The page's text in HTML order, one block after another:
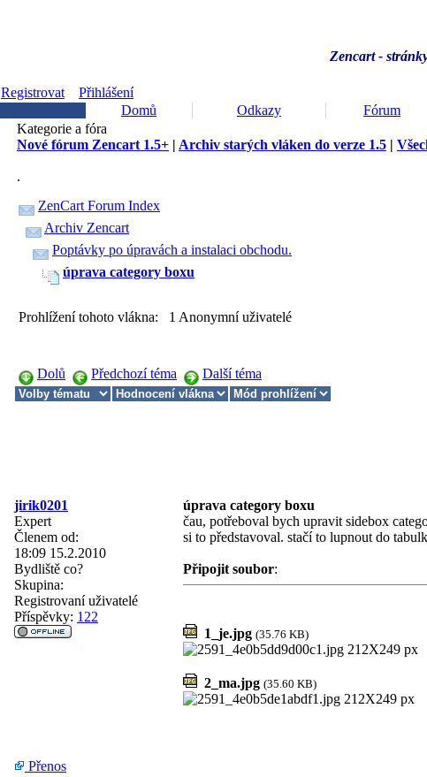
Zencart -
Registrovat
Přihlášení
Domů
Odkazy Fórum
Kategorie a fóra
Nové fórum Zencart 1.5+ | Archiv starých vláken do verze 1.5 |
.
ZenCart Forum Index
Archiv Zencart
Poptávky po úpravách a instalaci obchodu.
úprava category boxu
Prohlížení tohoto vlákna: 1 Anonymní uživatelé
Dolů Předchozí téma Další téma
jirik0201 úprava category boxu
Expert
Členem od:
18:09 15.2.2010
Bydliště co?
Skupina:
Registrovaní uživatelé
Příspěvky: 122
čau, potřeboval bych upravit sidebox
si to představoval. stačí to lupnout do
Připojit soubor:
1_je.jpg (35.76 KB)
2_ma.jpg (35.60 KB)
Přenos